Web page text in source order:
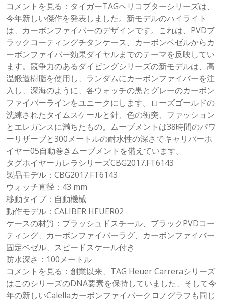
コメントを見る：タイガーTAGヘリコプターシリーズは、
今年新しい傑作を発表しました。新モデルのハイライト
は、カーボンファイバーのデザインです。これは、PVDブ
ラックコーティングチタンケース、カーボンベゼルからカ
ーボンファイバー効果ダイヤルまでのテーマを反映してい
ます。競争力のあるダイビングシリーズの新モデルは、高
温鍛造樹脂を使用し、ランダムにカーボンファイバーを注
入し、深海のように、各ウォッチの黒とグレーのカーボン
ファイバーラインをユニークにします。ローズゴールドの
洗練されたタイムスケールと針、色の衝突、ファッション
とエレガンスに満ちたもの。ムーブメントは38時間のパワ
ーリザーブと300メートルの耐水性の深さでキャリバーホ
イヤー05自動巻きムーブメントを備えています。
タグホイヤーカレラシリーズCBG2017.FT6143
製品モデル：CBG2017.FT6143
ウォッチ直径：43 mm
移動タイプ：自動機械
動作モデル：CALIBER HEUER02
ケースの材質：ブラッシュドスチール、ブラックPVDコー
ティング、カーボンファイバーラグ、カーボンファイバー
固定ベゼル、スピードスケール付き
防水深さ：100メートル
コメントを見る：創業以来、TAG Heuer Carreraシリーズ
はこのシリーズのDNA要素を保持していました、そして今
年の新しいCalellaカーボンファイバークロノグラフも同じ